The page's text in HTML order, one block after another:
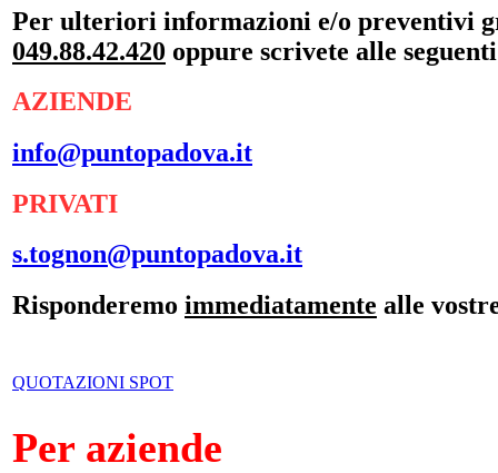
Per ulteriori informazioni e/o preventivi
049.88.42.420 oppure scrivete alle
AZIENDE
info@puntopadova.it
PRIVATI
s.tognon@puntopadova.it
Risponderemo immediatamente alle
QUOTAZIONI SPOT
Per aziende